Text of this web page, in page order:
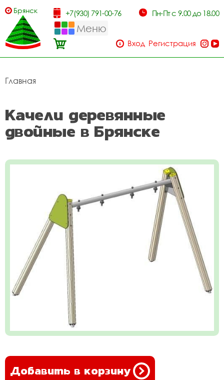
Брянск +7(930) 791-00-76 Пн-Пт с 9.00 до 18.00
Меню
Вход Регистрация
Главная
Качели деревянные
двойные в Брянске
Добавить в корзину